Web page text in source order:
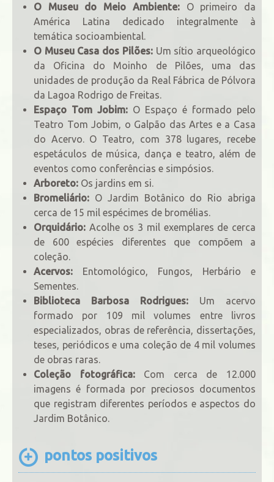
O Museu do Meio Ambiente:O primeiro da
América Latina dedicado integralmente à
temática socioambiental.
O Museu Casa dos Pilões:Um sítio arqueológico
da Oficina do Moinho de Pilões, uma das
unidades de produção da Real Fábrica de Pólvora
da Lagoa Rodrigo de Freitas.
Espaço Tom Jobim: O Espaço é formado pelo
Teatro Tom Jobim, o Galpão das Artes e a Casa
do Acervo. O Teatro, com 378 lugares, recebe
espetáculos de música, dança e teatro, além de
eventos como conferências e simpósios.
Arboreto: Os jardins em si.
Bromeliário: O Jardim Botânico do Rio abriga
cerca de 15 mil espécimes de bromélias.
Orquidário: Acolhe os 3 mil exemplares de cerca
de 600 espécies diferentes que compõem a
coleção.
Acervos: Entomológico, Fungos, Herbário e
Sementes.
Biblioteca Barbosa Rodrigues: Um acervo
formado por 109 mil volumes entre livros
especializados, obras de referência, dissertações,
teses, periódicos e uma coleção de 4 mil volumes
de obras raras.
Coleção fotográfica:Com cerca de 12.000
imagens é formada por preciosos documentos
que registram diferentes períodos e aspectos do
Jardim Botânico.
pontos positivos